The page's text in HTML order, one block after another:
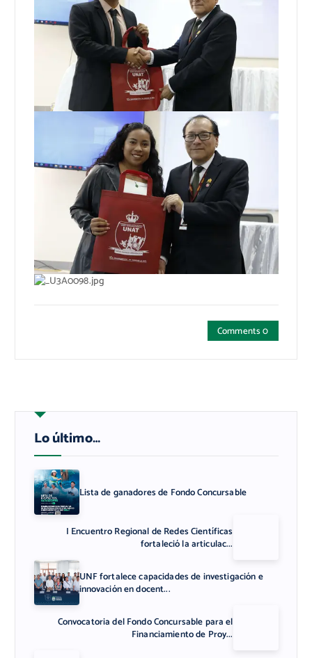
Comments 0
Lo último…
Lista de ganadores de Fondo Concursable
I Encuentro Regional de Redes Científicas
fortaleció la articulac...
UNF fortalece capacidades de investigación e
innovación en docent...
Convocatoria del Fondo Concursable para el
Financiamiento de Proy...